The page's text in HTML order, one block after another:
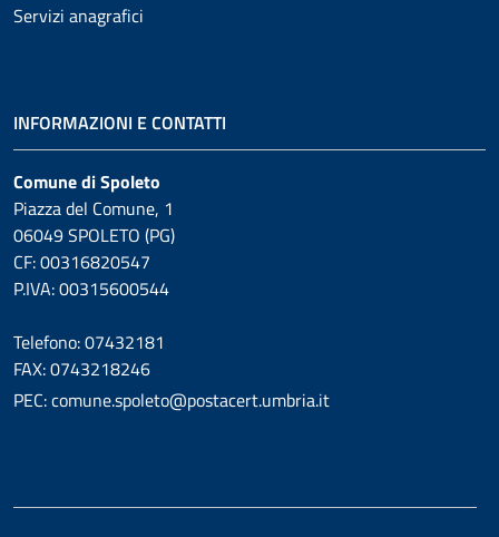
Servizi anagrafici
INFORMAZIONI E CONTATTI
Comune di Spoleto
Piazza del Comune, 1
06049 SPOLETO (PG)
CF: 00316820547
P.IVA: 00315600544
Telefono: 07432181
FAX: 0743218246
PEC: comune.spoleto@postacert.umbria.it